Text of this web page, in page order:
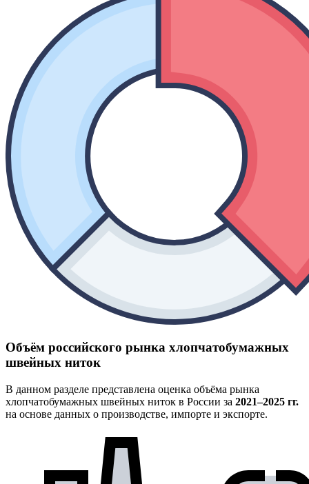
Объём российского рынка хлопчатобумажных
швейных ниток
В данном разделе представлена оценка объёма рынка
хлопчатобумажных швейных ниток в России за 2021–2025 гг.
на основе данных о производстве, импорте и экспорте.